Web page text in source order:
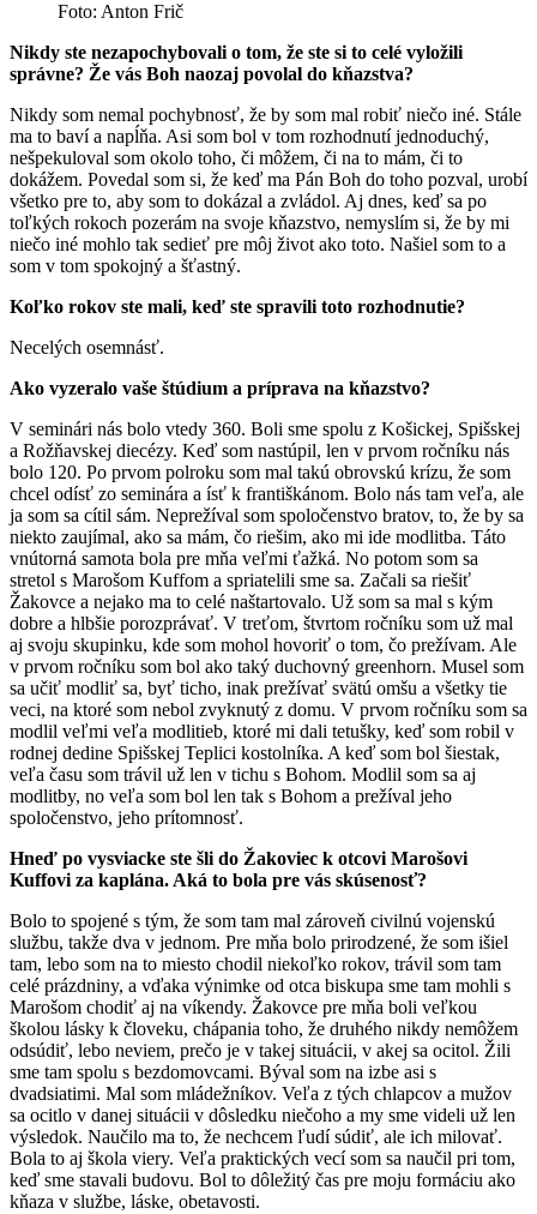
Foto: Anton Frič
Nikdy ste nezapochybovali o tom, že ste si to celé vyložili
správne? Že vás Boh naozaj povolal do kňazstva?
Nikdy som nemal pochybnosť, že by som mal robiť niečo iné. Stále
ma to baví a napĺňa. Asi som bol v tom rozhodnutí jednoduchý,
nešpekuloval som okolo toho, či môžem, či na to mám, či to
dokážem. Povedal som si, že keď ma Pán Boh do toho pozval, urobí
všetko pre to, aby som to dokázal a zvládol. Aj dnes, keď sa po
toľkých rokoch pozerám na svoje kňazstvo, nemyslím si, že by mi
niečo iné mohlo tak sedieť pre môj život ako toto. Našiel som to a
som v tom spokojný a šťastný.
Koľko rokov ste mali, keď ste spravili toto rozhodnutie?
Necelých osemnásť.
Ako vyzeralo vaše štúdium a príprava na kňazstvo?
V seminári nás bolo vtedy 360. Boli sme spolu z Košickej, Spišskej
a Rožňavskej diecézy. Keď som nastúpil, len v prvom ročníku nás
bolo 120. Po prvom polroku som mal takú obrovskú krízu, že som
chcel odísť zo seminára a ísť k františkánom. Bolo nás tam veľa, ale
ja som sa cítil sám. Neprežíval som spoločenstvo bratov, to, že by sa
niekto zaujímal, ako sa mám, čo riešim, ako mi ide modlitba. Táto
vnútorná samota bola pre mňa veľmi ťažká. No potom som sa
stretol s Marošom Kuffom a spriatelili sme sa. Začali sa riešiť
Žakovce a nejako ma to celé naštartovalo. Už som sa mal s kým
dobre a hlbšie porozprávať. V treťom, štvrtom ročníku som už mal
aj svoju skupinku, kde som mohol hovoriť o tom, čo prežívam. Ale
v prvom ročníku som bol ako taký duchovný greenhorn. Musel som
sa učiť modliť sa, byť ticho, inak prežívať svätú omšu a všetky tie
veci, na ktoré som nebol zvyknutý z domu. V prvom ročníku som sa
modlil veľmi veľa modlitieb, ktoré mi dali tetušky, keď som robil v
rodnej dedine Spišskej Teplici kostolníka. A keď som bol šiestak,
veľa času som trávil už len v tichu s Bohom. Modlil som sa aj
modlitby, no veľa som bol len tak s Bohom a prežíval jeho
spoločenstvo, jeho prítomnosť.
Hneď po vysviacke ste šli do Žakoviec k otcovi Marošovi
Kuffovi za kaplána. Aká to bola pre vás skúsenosť?
Bolo to spojené s tým, že som tam mal zároveň civilnú vojenskú
službu, takže dva v jednom. Pre mňa bolo prirodzené, že som išiel
tam, lebo som na to miesto chodil niekoľko rokov, trávil som tam
celé prázdniny, a vďaka výnimke od otca biskupa sme tam mohli s
Marošom chodiť aj na víkendy. Žakovce pre mňa boli veľkou
školou lásky k človeku, chápania toho, že druhého nikdy nemôžem
odsúdiť, lebo neviem, prečo je v takej situácii, v akej sa ocitol. Žili
sme tam spolu s bezdomovcami. Býval som na izbe asi s
dvadsiatimi. Mal som mládežníkov. Veľa z tých chlapcov a mužov
sa ocitlo v danej situácii v dôsledku niečoho a my sme videli už len
výsledok. Naučilo ma to, že nechcem ľudí súdiť, ale ich milovať.
Bola to aj škola viery. Veľa praktických vecí som sa naučil pri tom,
keď sme stavali budovu. Bol to dôležitý čas pre moju formáciu ako
kňaza v službe, láske, obetavosti.